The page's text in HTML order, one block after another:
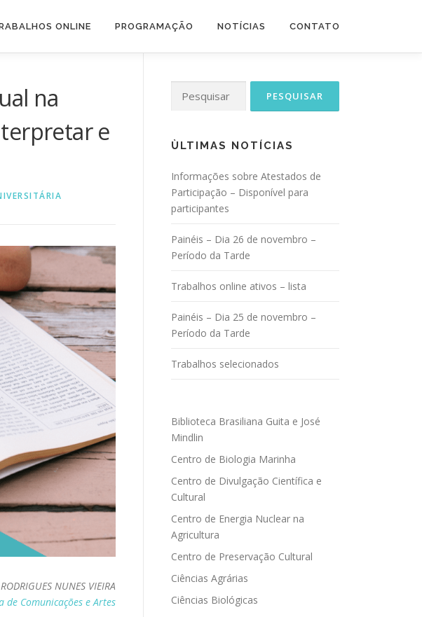
ONLINE PROGRAMAÇÃO NOTÍCIAS CONTATO
na
e
NUNES VIEIRA
de Comunicações e Artes
por:
ÙLTIMAS NOTÍCIAS
Informações sobre Atestados de
Participação – Disponível para
participantes
Painéis – Dia 26 de novembro –
Período da Tarde
Trabalhos online ativos – lista
Painéis – Dia 25 de novembro –
Período da Tarde
Trabalhos selecionados
Biblioteca Brasiliana Guita e José
Mindlin
Centro de Biologia Marinha
Centro de Divulgação Científica e
Cultural
Centro de Energia Nuclear na
Agricultura
Centro de Preservação Cultural
Ciências Agrárias
Ciências Biológicas